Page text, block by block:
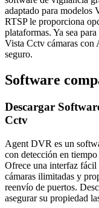
adaptado para
RTSP le proporciona
plataformas. Ya sea
Vista Cctv cámaras
seguro.
Software
Descargar
Cctv
Agent DVR es un
con detección en
Ofrece una interfaz
cámaras ilimitadas y
reenvío de puertos.
asegurar su propiedad